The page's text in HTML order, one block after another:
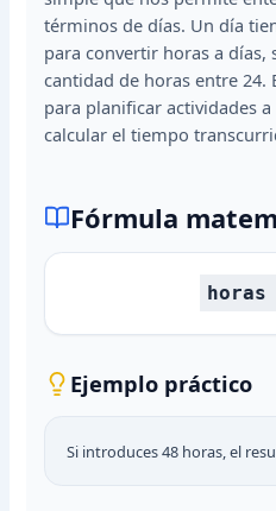
términos de días. Un día
para convertir horas a
cantidad de horas entre 24.
para planificar actividades
calcular el tiempo
Fórmula
Ejemplo práctico
Si introduces 48 horas, el